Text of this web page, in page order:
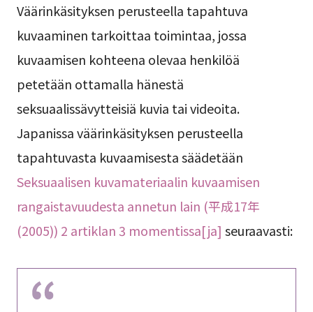
Väärinkäsityksen perusteella tapahtuva
kuvaaminen tarkoittaa toimintaa, jossa
kuvaamisen kohteena olevaa henkilöä
petetään ottamalla hänestä
seksuaalissävytteisiä kuvia tai videoita.
Japanissa väärinkäsityksen perusteella
tapahtuvasta kuvaamisesta säädetään
Seksuaalisen kuvamateriaalin kuvaamisen
rangaistavuudesta annetun lain (平成17年
(2005)) 2 artiklan 3 momentissa[ja] seuraavasti: